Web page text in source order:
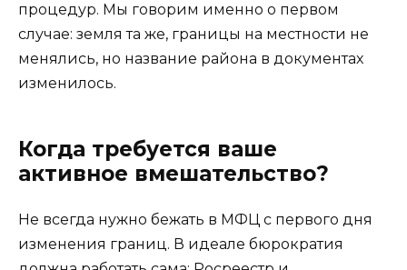
процедур. Мы говорим именно о первом
случае: земля та же, границы на местности не
менялись, но название района в документах
изменилось.
Когда требуется ваше
активное вмешательство?
Не всегда нужно бежать в МФЦ с первого дня
изменения границ. В идеале бюрократия